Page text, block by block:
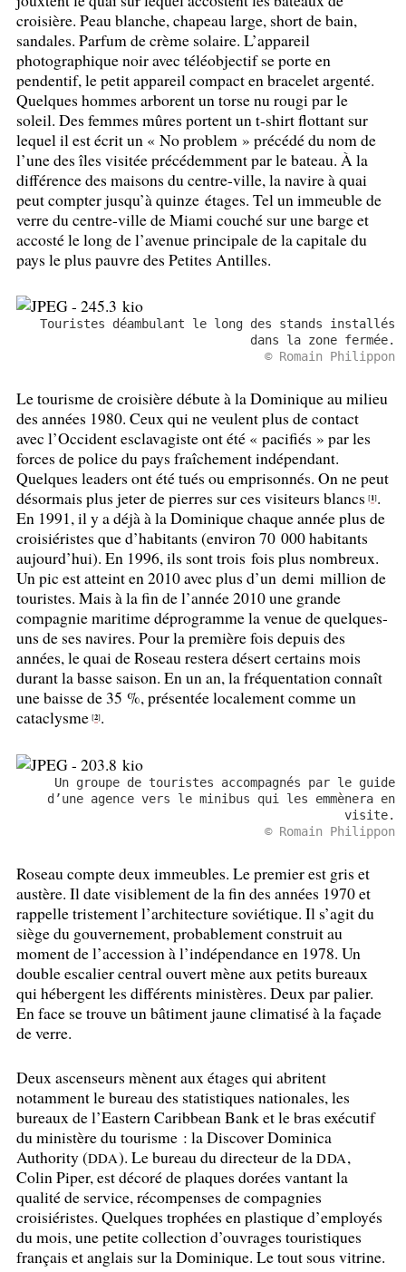
croisière. Peau blanche, chapeau large, short de bain,
sandales. Parfum de crème solaire. L’appareil
photographique noir avec téléobjectif se porte en
pendentif, le petit appareil compact en bracelet argenté.
Quelques hommes arborent un torse nu rougi par le
soleil. Des femmes mûres portent un t-shirt flottant sur
lequel il est écrit un « No problem » précédé du nom de
l’une des îles visitée précédemment par le bateau. À la
différence des maisons du centre-ville, la navire à quai
peut compter jusqu’à quinze étages. Tel un immeuble de
verre du centre-ville de Miami couché sur une barge et
accosté le long de l’avenue principale de la capitale du
pays le plus pauvre des Petites Antilles.
Touristes déambulant le long des stands installés
dans la zone fermée.
© Romain Philippon
Le tourisme de croisière débute à la Dominique au milieu
des années 1980. Ceux qui ne veulent plus de contact
avec l’Occident esclavagiste ont été « pacifiés » par les
forces de police du pays fraîchement indépendant.
Quelques leaders ont été tués ou emprisonnés. On ne peut
désormais plus jeter de pierres sur ces visiteurs blancs [1].
En 1991, il y a déjà à la Dominique chaque année plus de
croisiéristes que d’habitants (environ 70 000 habitants
aujourd’hui). En 1996, ils sont trois fois plus nombreux.
Un pic est atteint en 2010 avec plus d’un demi million de
touristes. Mais à la fin de l’année 2010 une grande
compagnie maritime déprogramme la venue de quelques-
uns de ses navires. Pour la première fois depuis des
années, le quai de Roseau restera désert certains mois
durant la basse saison. En un an, la fréquentation connaît
une baisse de 35 %, présentée localement comme un
cataclysme [2].
Un groupe de touristes accompagnés par le guide
d’une agence vers le minibus qui les emmènera en
visite.
© Romain Philippon
Roseau compte deux immeubles. Le premier est gris et
austère. Il date visiblement de la fin des années 1970 et
rappelle tristement l’architecture soviétique. Il s’agit du
siège du gouvernement, probablement construit au
moment de l’accession à l’indépendance en 1978. Un
double escalier central ouvert mène aux petits bureaux
qui hébergent les différents ministères. Deux par palier.
En face se trouve un bâtiment jaune climatisé à la façade
de verre.
Deux ascenseurs mènent aux étages qui abritent
notamment le bureau des statistiques nationales, les
bureaux de l’Eastern Caribbean Bank et le bras exécutif
du ministère du tourisme : la Discover Dominica
Authority (DDA). Le bureau du directeur de la DDA,
Colin Piper, est décoré de plaques dorées vantant la
qualité de service, récompenses de compagnies
croisiéristes. Quelques trophées en plastique d’employés
du mois, une petite collection d’ouvrages touristiques
français et anglais sur la Dominique. Le tout sous vitrine.